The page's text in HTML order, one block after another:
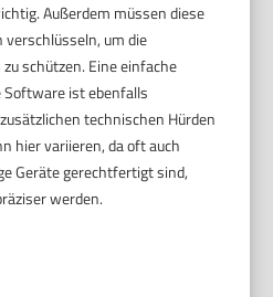
Außerdem müssen diese
verschlüsseln, um die
schützen. Eine einfache
ist ebenfalls
technischen Hürden
hier variieren, da oft auch
Geräte gerechtfertigt sind,
werden.